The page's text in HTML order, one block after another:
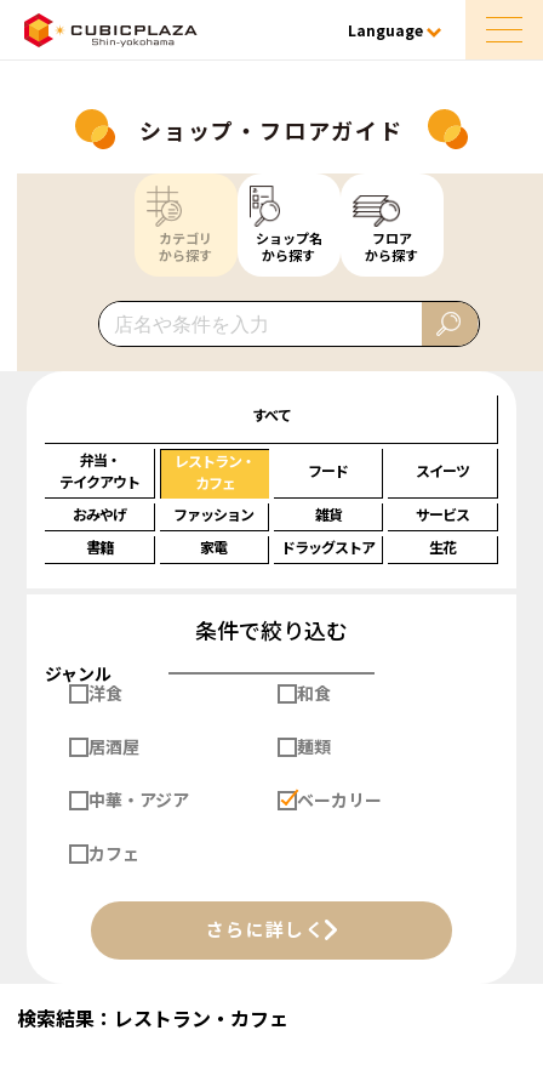
Language
ショップ・フロアガイド
カテゴリ
から探す
ショップ名
から探す
フロア
から探す
すべて
弁当・
テイクアウト
レストラン・
カフェ
フード スイーツ
おみやげ ファッション 雑貨
サービス
書籍
家電 ドラッグストア 生花
条件で絞り込む
ジャンル
洋食
和食
居酒屋 麺類
中華・アジア ベーカリー
カフェ
さらに詳しく
検索結果：レストラン・カフェ